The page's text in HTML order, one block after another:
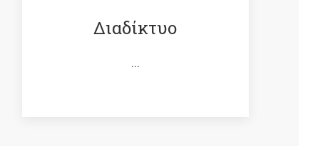
Διαδίκτυο
...